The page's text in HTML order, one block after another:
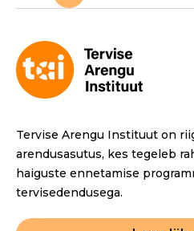
Tervise Arengu Instituut on
arendusasutus, kes tegeleb
haiguste ennetamise
tervisedendusega.